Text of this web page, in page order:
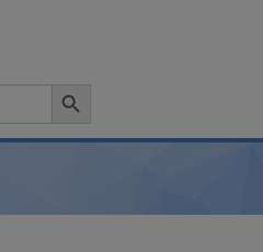
Search Button